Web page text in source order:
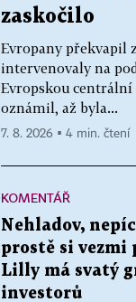
zaskočilo
Evropany překvapil
intervenovaly na
Evropskou
oznámil, až byla...
7. 8. 2026 ▪ 4 min. čtení
KOMENTÁŘ
Nehladov,
prostě si vezmi
Lilly má svatý
investorů